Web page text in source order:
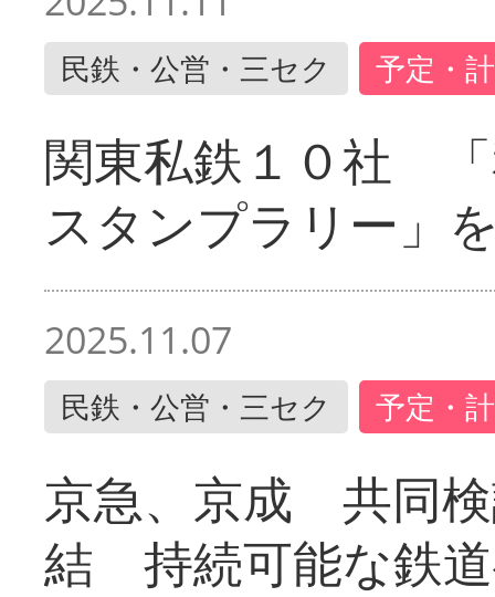
民鉄・公営・三セク 予定・
関東私鉄１０社
スタンプラリー」
2025.11.07
民鉄・公営・三セク 予定・
京急、京成 共同
結 持続可能な鉄